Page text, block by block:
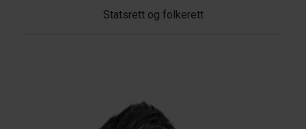
Statsrett og folkerett